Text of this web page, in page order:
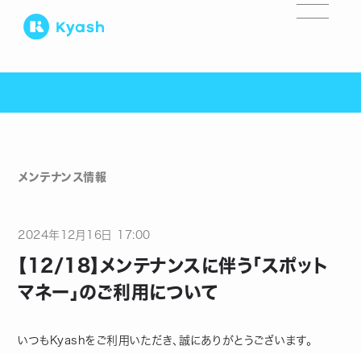
メンテナンス情報
2024年 12 月 16日 17:00
【12/18】メンテナンスに伴う「スポット
マネー」のご利用について
いつもKyashをご利用いただき、誠にありがとうございます。